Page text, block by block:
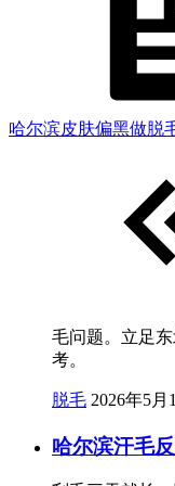
哈尔滨皮肤偏黑做脱
毛问题。立足
考。
脱毛 2026年5月
哈尔滨汗毛